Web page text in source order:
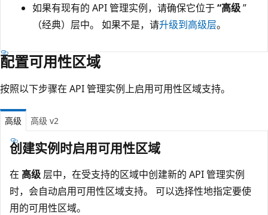
如果有现有的 API 管理实例，请确保它位于“高级”
（经典）层中。 如果不是，请升级到高级层。
配置可用性区域
按照以下步骤在 API 管理实例上启用可用性区域支持。
高级 高级 v2
创建实例时启用可用性区域
在 高级 层中，在受支持的区域中创建新的 API 管理实例
时，会自动启用可用性区域支持。 可以选择性地指定要使
用的可用性区域。